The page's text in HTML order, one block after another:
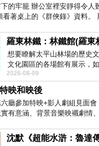
需要煙燻火燎的健康
、優雅上菜，享受無
「水煮」料理，是
的牢籠 辦公室裡安靜得令人
著桌上的《群俠錄》資料。
羅東林鐵：林鐵館(羅東
想要瞭解太平山林場的歷史
文化園區的各場館有展示，
以到林鐵館。 這裡展示從山下
2026-08-09
映和映後
廳參加特映+影人劇組見面會
有意涵、背景音樂映襯劇情